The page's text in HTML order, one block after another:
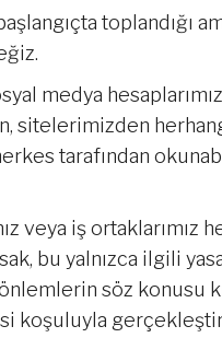
toplandığı
medya
sitelerimizden
tarafından
veya iş
bu yalnızca ilgili
söz konusu
koşuluyla